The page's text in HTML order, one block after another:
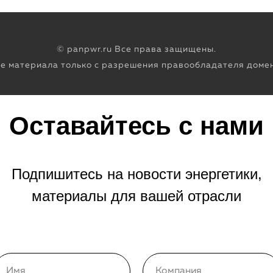
© panpwr.ru Все права защищены.
материала только с разрешения правообладателя
Оставайтесь с нами
Подпишитесь на новости энергетики,
материалы для вашей отрасли